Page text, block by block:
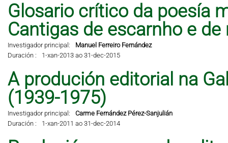
Glosario crítico da poesía
Cantigas de escarnho e de
Investigador principal:
Manuel Ferreiro Fernández
Duración :
1-xan-2013 ao 31-dec-2015
A produción editorial na
(1939-1975)
Investigador principal:
Carme Fernández Pérez-Sanjulián
Duración :
1-xan-2011 ao 31-dec-2014